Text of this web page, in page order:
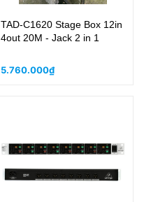
TAD-C1620 Stage Box 12in
4out 20M - Jack 2 in 1
5.760.000₫